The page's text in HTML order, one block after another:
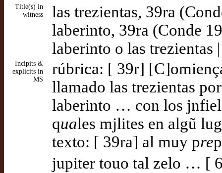
Title(s) in
witness
las trezientas, 39ra
laberinto, 39ra (Conde
laberinto o las trezientas
Incipits &
explicits in
MS
rúbrica: [ 39r]
llamado las trezientas
laberinto … con los
quales mjlites en algũ lug
texto: [ 39ra] al muy pre
jupiter touo tal zelo … [